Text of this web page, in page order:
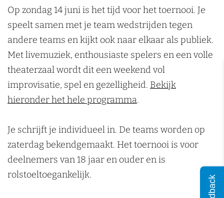
o
e
r
n
o
o
i
i
e
u
w
t
t
o
e
r
n
o
i
N
e
r
t
t
o
e
r
n
o
i
N
i
o
e
r
n
o
o
i
i
e
u
w
o
r
t
t
o
e
r
o
o
i
N
b
e
r
g
n
b
e
r
g
b
e
r
g
Op zondag 14 juni is het tijd voor het toernooi. Je
speelt samen met je team wedstrijden tegen
andere teams en kijkt ook naar elkaar als publiek.
Met livemuziek, enthousiaste spelers en een volle
theaterzaal wordt dit een weekend vol
improvisatie, spel en gezelligheid. Bekijk
hieronder het hele programma.
Je schrijft je individueel in. De teams worden op
zaterdag bekendgemaakt. Het toernooi is voor
deelnemers van 18 jaar en ouder en is
rolstoeltoegankelijk.